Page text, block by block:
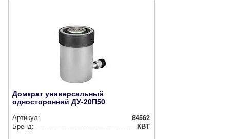
Домкрат универсальный
односторонний ДУ-20П50
Артикул:
84562
Бренд:
КВТ